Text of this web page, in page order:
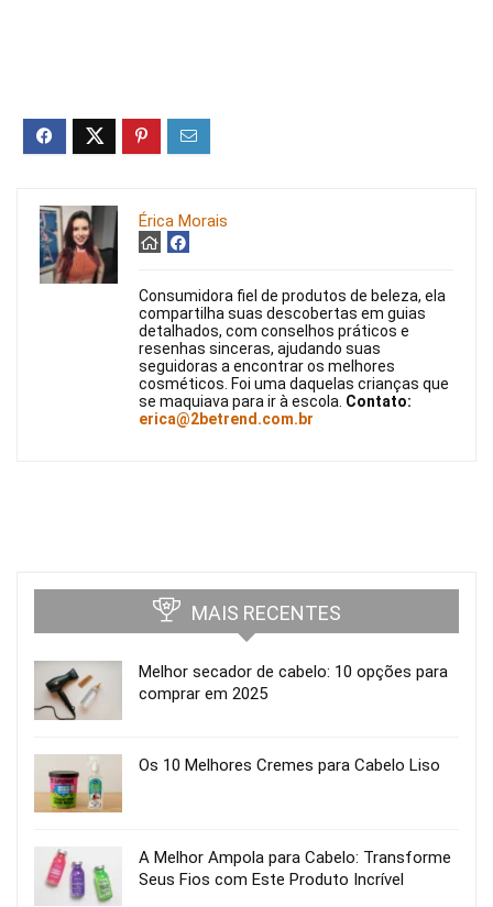
Érica Morais
Consumidora fiel de produtos de beleza, ela
compartilha suas descobertas em guias
detalhados, com conselhos práticos e
resenhas sinceras, ajudando suas
seguidoras a encontrar os melhores
cosméticos. Foi uma daquelas crianças que
se maquiava para ir à escola. Contato:
erica@2betrend.com.br
MAIS RECENTES
Melhor secador de cabelo: 10 opções para
comprar em 2025
Os 10 Melhores Cremes para Cabelo Liso
A Melhor Ampola para Cabelo: Transforme
Seus Fios com Este Produto Incrível